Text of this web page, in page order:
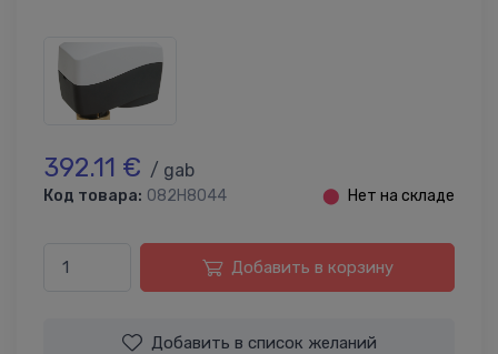
392.11 € / gab
Код товара: 082H8044 ⬤ Нет на складе
Добавить в корзину
Добавить в список желаний